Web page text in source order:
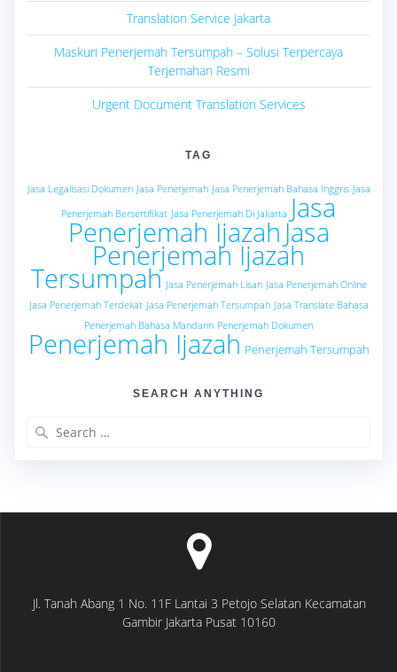
Translation Service Jakarta
Maskuri Penerjemah Tersumpah – Solusi Terpercaya
Terjemahan Resmi
Urgent Document Translation Services
TAG
Jasa Legalisasi Dokumen Jasa Penerjemah Jasa Penerjemah Bahasa Inggris Jasa
Penerjemah Bersertifikat Jasa Penerjemah Di Jakarta Jasa
Penerjemah Ijazah Jasa
Penerjemah Ijazah
Tersumpah Jasa Penerjemah Lisan Jasa Penerjemah Online
Jasa Penerjemah Terdekat Jasa Penerjemah Tersumpah Jasa Translate Bahasa
Penerjemah Bahasa Mandarin Penerjemah Dokumen
Penerjemah Ijazah Penerjemah Tersumpah
SEARCH ANYTHING
Jl. Tanah Abang 1 No. 11F Lantai 3 Petojo Selatan Kecamatan
Gambir Jakarta Pusat 10160